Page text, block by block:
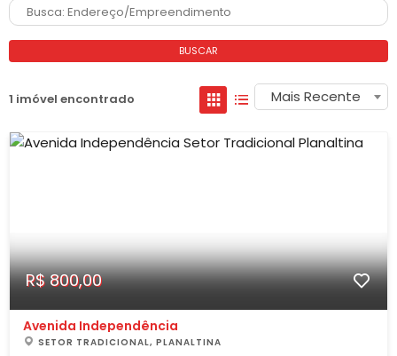
BUSCAR
1 imóvel encontrado Mais Recente
R$ 800,00
Avenida Independência
SETOR TRADICIONAL, PLANALTINA